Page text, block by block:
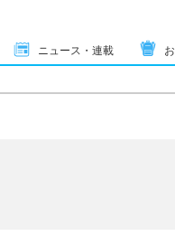
ニュース・連載